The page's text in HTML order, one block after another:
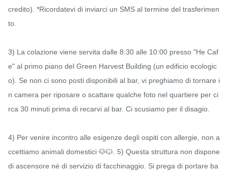
credito). *Ricordatevi di inviarci un SMS al termine del trasferimen
to.
3) La colazione viene servita dalle 8:30 alle 10:00 presso "He Caf
e" al primo piano del Green Harvest Building (un edificio ecologic
o). Se non ci sono posti disponibili al bar, vi preghiamo di tornare i
n camera per riposare o scattare qualche foto nel quartiere per ci
rca 30 minuti prima di recarvi al bar. Ci scusiamo per il disagio.
4) Per venire incontro alle esigenze degli ospiti con allergie, non a
ccettiamo animali domestici 🐶🐱. 5) Questa struttura non dispone
di ascensore né di servizio di facchinaggio. Si prega di portare ba